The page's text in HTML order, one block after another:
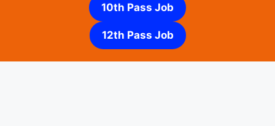
10th Pass Job
12th Pass Job